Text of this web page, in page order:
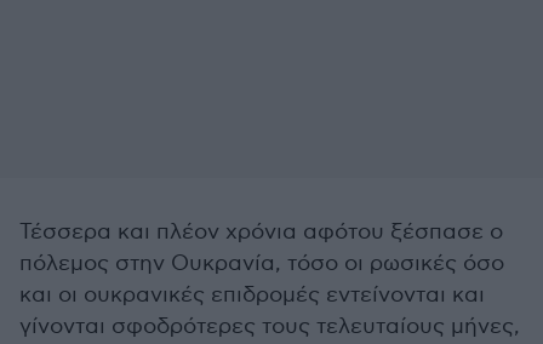
Τέσσερα και πλέον χρόνια αφότου ξέσπασε ο
πόλεμος στην Ουκρανία, τόσο οι ρωσικές όσο
και οι ουκρανικές επιδρομές εντείνονται και
γίνονται σφοδρότερες τους τελευταίους μήνες,